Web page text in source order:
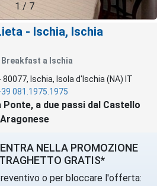
1 / 7
- Ischia, Ischia
Breakfast a Ischia
80077, Ischia, Isola d'Ischia (NA) IT
081.1975.1975
Ponte, a due passi dal Castello
Aragonese
NELLA PROMOZIONE
GRATIS*
o per bloccare l'offerta: